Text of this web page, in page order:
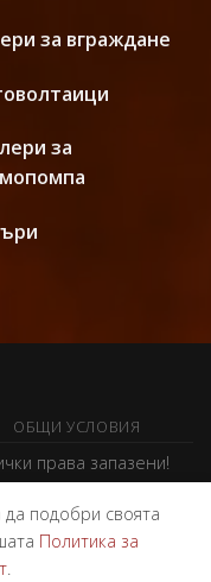
за вграждане
за
ОБЩИ УСЛОВИЯ
права запазени!
да подобри своята
Политика за
.